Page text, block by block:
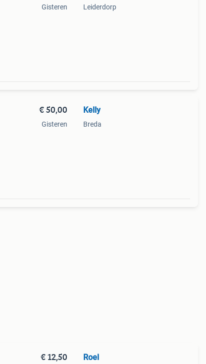
Gisteren Leiderdorp
€ 50,00
Gisteren
Kelly
Breda
€ 12,50 Roel